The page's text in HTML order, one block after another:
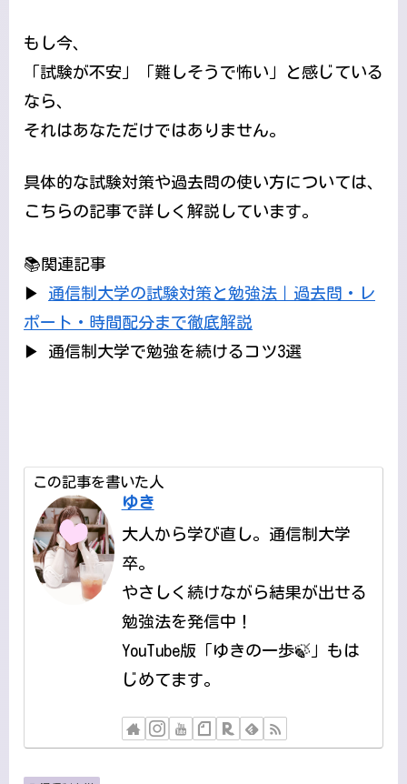
もし今、
「試験が不安」「難しそうで怖い」と感じている
なら、
それはあなただけではありません。
具体的な試験対策や過去問の使い方については、
こちらの記事で詳しく解説しています。
📚関連記事
▶ 通信制大学の試験対策と勉強法｜過去問・レ
ポート・時間配分まで徹底解説
▶ 通信制大学で勉強を続けるコツ3選
この記事を書いた人
ゆき
大人から学び直し。通信制大学
卒。
やさしく続けながら結果が出せる
勉強法を発信中！
YouTube版「ゆきの一歩🍃」もは
じめてます。